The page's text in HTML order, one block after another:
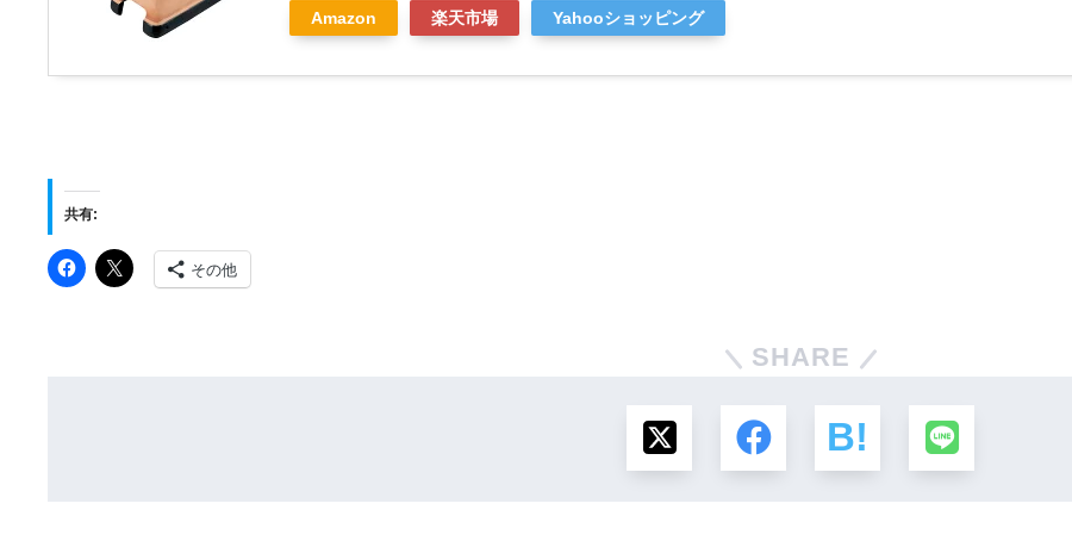
Amazon 楽天市場 Yahooショッピング
共有:
その他
SHARE